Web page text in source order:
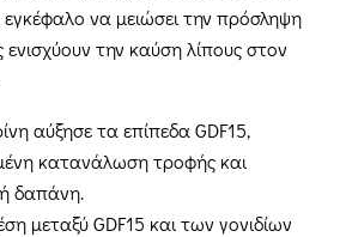
να μειώσει την πρόσληψη
την καύση λίπους στον
αύξησε τα επίπεδα GDF15,
κατανάλωση τροφής και
δαπάνη.
μεταξύ GDF15 και των γονιδίων